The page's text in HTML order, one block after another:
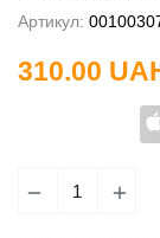
Артикул:
310.00